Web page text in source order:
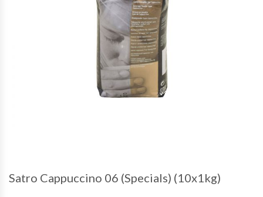
Satro Cappuccino 06 (Specials) (10x1kg)